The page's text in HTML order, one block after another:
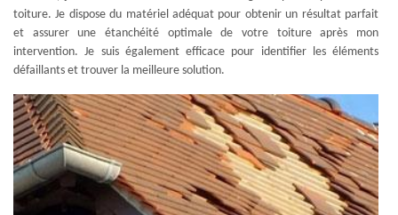
toiture. Je dispose du matériel adéquat pour obtenir un résultat parfait
et assurer une étanchéité optimale de votre toiture après mon
intervention. Je suis également efficace pour identifier les éléments
défaillants et trouver la meilleure solution.